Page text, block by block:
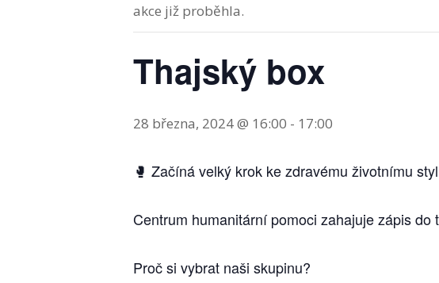
akce již proběhla.
Thajský box
28 března, 2024 @ 16:00 - 17:00
🥊 Začíná velký krok ke zdravému životnímu
Centrum humanitární pomoci zahajuje zápis
Proč si vybrat naši skupinu?